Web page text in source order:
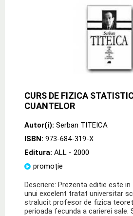
CURS DE FIZICA
CUANTELOR
Autor(i): Serban TITEICA
ISBN: 973-684-319-X
Editura: ALL - 2000
promoție
Descriere: Prezenta editie este
unui excelent tratat universitar
stralucit profesor de fizica
perioada fecunda a carierei sale.